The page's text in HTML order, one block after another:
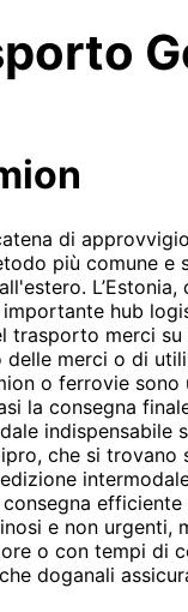
di
più comune e
L’Estonia,
hub
trasporto merci su
merci o di
o ferrovie
la consegna
indispensabile
che si trovano
efficiente
e non urgenti,
o con tempi di
doganali